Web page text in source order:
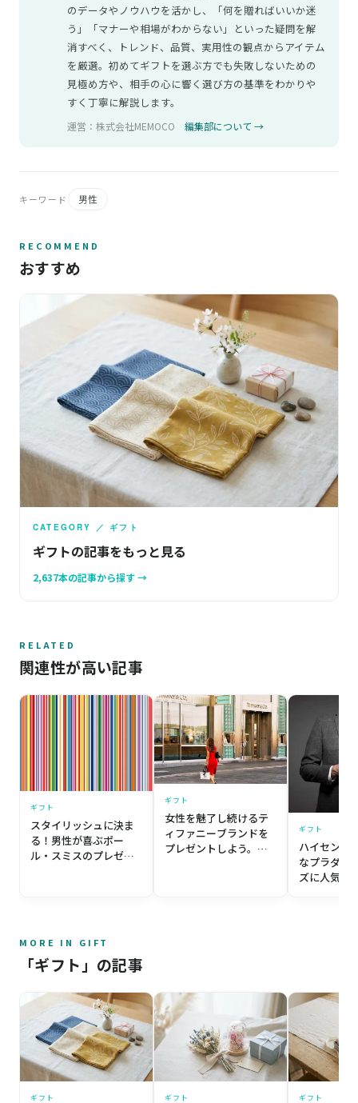
のデータやノウハウを活かし、「何を贈ればいいか迷
う」「マナーや相場がわからない」といった疑問を解
消すべく、トレンド、品質、実用性の観点からアイテム
を厳選。初めてギフトを選ぶ方でも失敗しないための
見極め方や、相手の心に響く選び方の基準をわかりや
すく丁寧に解説します。
運営：株式会社MEMOCO 編集部について →
キーワード 男性
RECOMMEND
おすすめ
CATEGORY ／ ギフト
ギフトの記事をもっと見る
2,637本の記事から探す →
RELATED
関連性が高い記事
ギフト
スタイリッシュに決ま
る！男性が喜ぶポー
ル・スミスのプレゼン
ギフト
女性を魅了し続けるテ
ィファニーブランドを
プレゼントしよう。最
ギフト
ハイセンス
なプラダの
ズに人気の
MORE IN GIFT
「ギフト」の記事
ギフト ギフト ギフト